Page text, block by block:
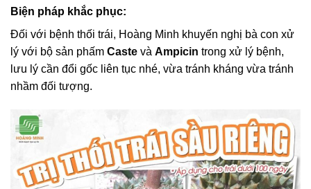
Biện pháp khắc phục:
Đối với bệnh thối trái, Hoàng Minh khuyến nghị bà con xử
lý với bộ sản phấm Caste và Ampicin trong xử lý bệnh,
lưu lý cần đổi gốc liên tục nhé, vừa tránh kháng vừa tránh
nhầm đối tượng.